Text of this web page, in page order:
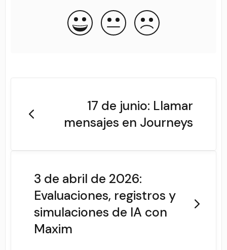
17 de junio: Llamar
mensajes en Journeys
3 de abril de 2026:
Evaluaciones, registros y
simulaciones de IA con
Maxim